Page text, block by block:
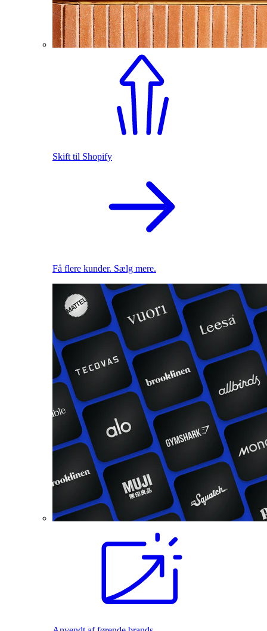
Skift til Shopify
Få flere kunder. Sælg mere.